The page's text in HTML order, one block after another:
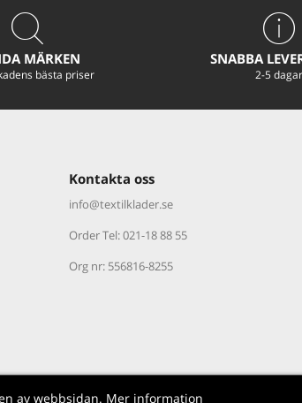
av webbsidan. Mer information
MÄRKEN
bästa priser
SNABBA
2-5 dagar
Kontakta oss
info@textilklader.se
Order Tel: 021-18 88 55
Org nr: 556816-8255